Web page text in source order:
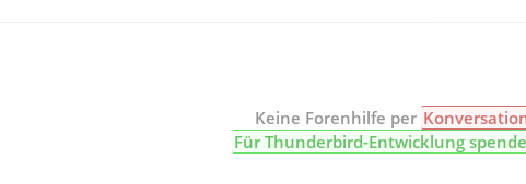
Keine Forenhilfe per
Für Thunderbird-Entwicklung